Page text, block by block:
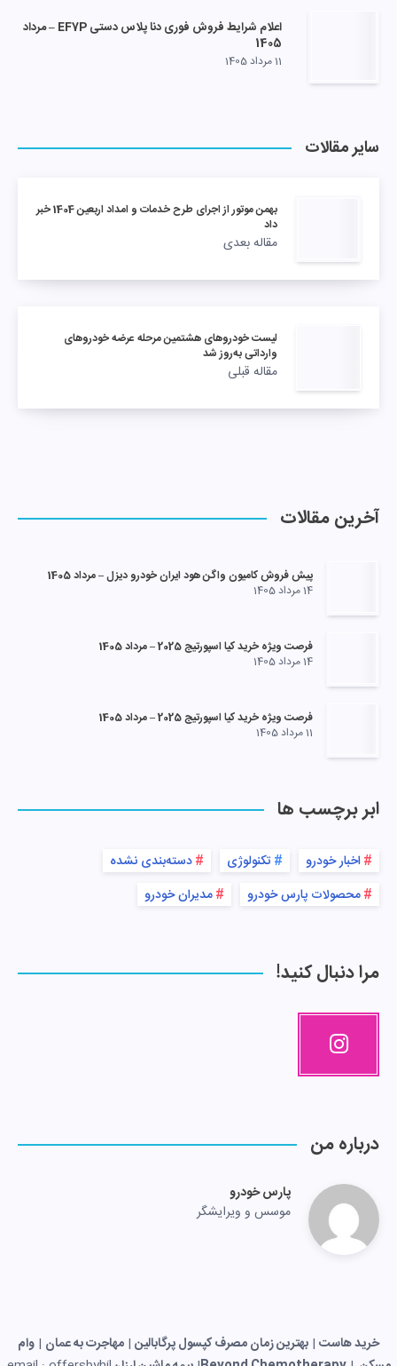
اعلام شرایط فروش فوری دنا پلاس دستی EF7P – مرداد
1405
11 مرداد 1405
سایر مقالات
بهمن موتور از اجرای طرح خدمات و امداد اربعین 1404 خبر
داد
مقاله بعدی
لیست خودروهای هشتمین مرحله عرضه خودروهای
وارداتی به‌روز شد
مقاله قبلی
آخرین مقالات
پیش فروش کامیون واگن هود ایران خودرو دیزل – مرداد 1405
14 مرداد 1405
فرصت ویژه خرید کیا اسپورتیج 2025 – مرداد 1405
14 مرداد 1405
فرصت ویژه خرید کیا اسپورتیج 2025 – مرداد 1405
11 مرداد 1405
ابر برچسب ها
اخبار خودرو تکنولوژی
دسته‌بندی نشده
محصولات پارس خودرو
مدیران خودرو
مرا دنبال کنید!
درباره من
پارس خودرو
موسس و ویرایشگر
خرید هاست | بهترین زمان مصرف کپسول پرگابالین | مهاجرت به عمان | وام